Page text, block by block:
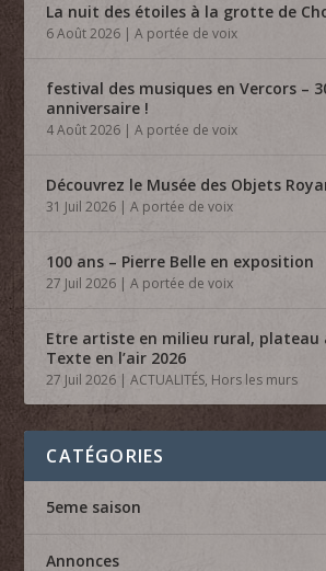
La nuit des étoiles à la grotte de
6 Août 2026 |A portée de voix
festival des musiques en Vercors –
anniversaire !
4 Août 2026 |A portée de voix
Découvrez le Musée des Objets
31 Juil 2026 |A portée de voix
100 ans – Pierre Belle en exposition
27 Juil 2026 |A portée de voix
Etre artiste en milieu rural, plateau
Texte en l’air 2026
27 Juil 2026 |ACTUALITÉS, Hors les murs
CATÉGORIES
5eme saison
Annonces